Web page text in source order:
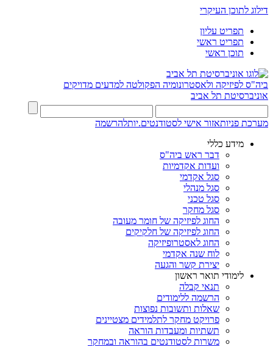
דילוג לתוכן העיקרי
תפריט עליון
תפריט ראשי
תוכן ראשי
ביה"ס לפיזיקה ולאסטרונומיה הפקולטה למדעים מדויקים
אוניברסיטת תל אביב
מערכת פניותאזור אישי לסטודנטים.יותלהרשמה
מידע כללי
דבר ראש ביה"ס
ועדות אקדמיות
סגל אקדמי
סגל מנהלי
סגל טכני
סגל מחקר
החוג לפיזיקה של חומר מעובה
החוג לפיזיקה של חלקיקים
החוג לאסטרופיזיקה
לוח שנה אקדמי
יצירת קשר והגעה
לימודי תואר ראשון
תנאי קבלה
הרשמה ללימודים
שאלות ותשובות נפוצות
פרויקט מחקר לתלמידים מצטיינים
תשתיות ומעבדות הוראה
משרות לסטודנטים בהוראה ובמחקר